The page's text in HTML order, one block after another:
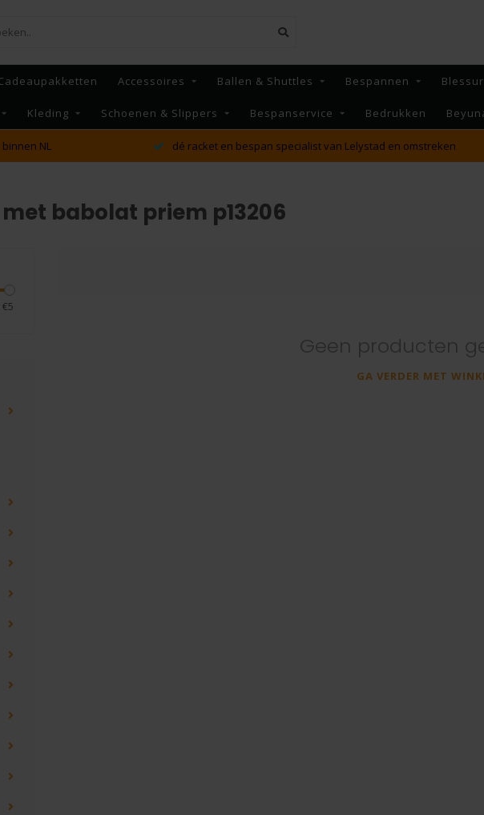
Accessoires Ballen & Shuttles Bespannen
Kleding Schoenen & Slippers Bespanservice Bedrukken
NL dé racket en bespan specialist van Lelystad en omstreken
babolat priem p13206
€5
Geen producten
GA VERDER MET